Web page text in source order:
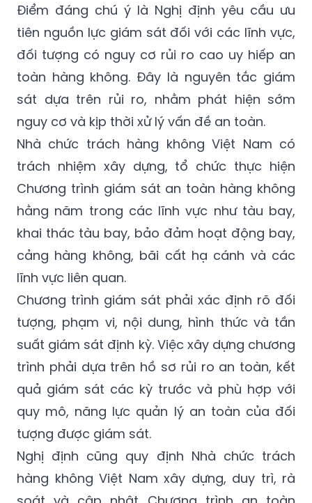
Điểm đáng chú ý là Nghị định yêu cầu ưu
tiên nguồn lực giám sát đối với các lĩnh vực,
đối tượng có nguy cơ rủi ro cao uy hiếp an
toàn hàng không. Đây là nguyên tắc giám
sát dựa trên rủi ro, nhằm phát hiện sớm
nguy cơ và kịp thời xử lý vấn đề an toàn.
Nhà chức trách hàng không Việt Nam có
trách nhiệm xây dựng, tổ chức thực hiện
Chương trình giám sát an toàn hàng không
hằng năm trong các lĩnh vực như tàu bay,
khai thác tàu bay, bảo đảm hoạt động bay,
cảng hàng không, bãi cất hạ cánh và các
lĩnh vực liên quan.
Chương trình giám sát phải xác định rõ đối
tượng, phạm vi, nội dung, hình thức và tần
suất giám sát định kỳ. Việc xây dựng chương
trình phải dựa trên hồ sơ rủi ro an toàn, kết
quả giám sát các kỳ trước và phù hợp với
quy mô, năng lực quản lý an toàn của đối
tượng được giám sát.
Nghị định cũng quy định Nhà chức trách
hàng không Việt Nam xây dựng, duy trì, rà